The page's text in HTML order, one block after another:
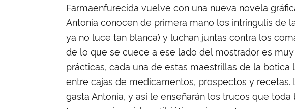
Farmaenfurecida vuelve con una nueva novela
Antonia conocen de primera mano los intríngulis de
ya no luce tan blanca) y luchan juntas contra los
de lo que se cuece a ese lado del mostrador es
prácticas, cada una de estas maestrillas de la
entre cajas de medicamentos, prospectos y
gasta Antonia, y así le enseñarán los trucos que